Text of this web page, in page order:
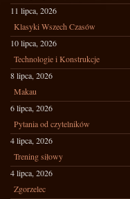
11 lipca, 2026
Klasyki Wszech Czasów
10 lipca, 2026
Technologie i Konstrukcje
8 lipca, 2026
Makau
6 lipca, 2026
Pytania od czytelników
4 lipca, 2026
Trening siłowy
4 lipca, 2026
Zgorzelec